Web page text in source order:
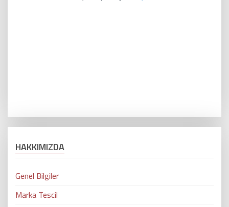
HAKKIMIZDA
Genel Bilgiler
Marka Tescil